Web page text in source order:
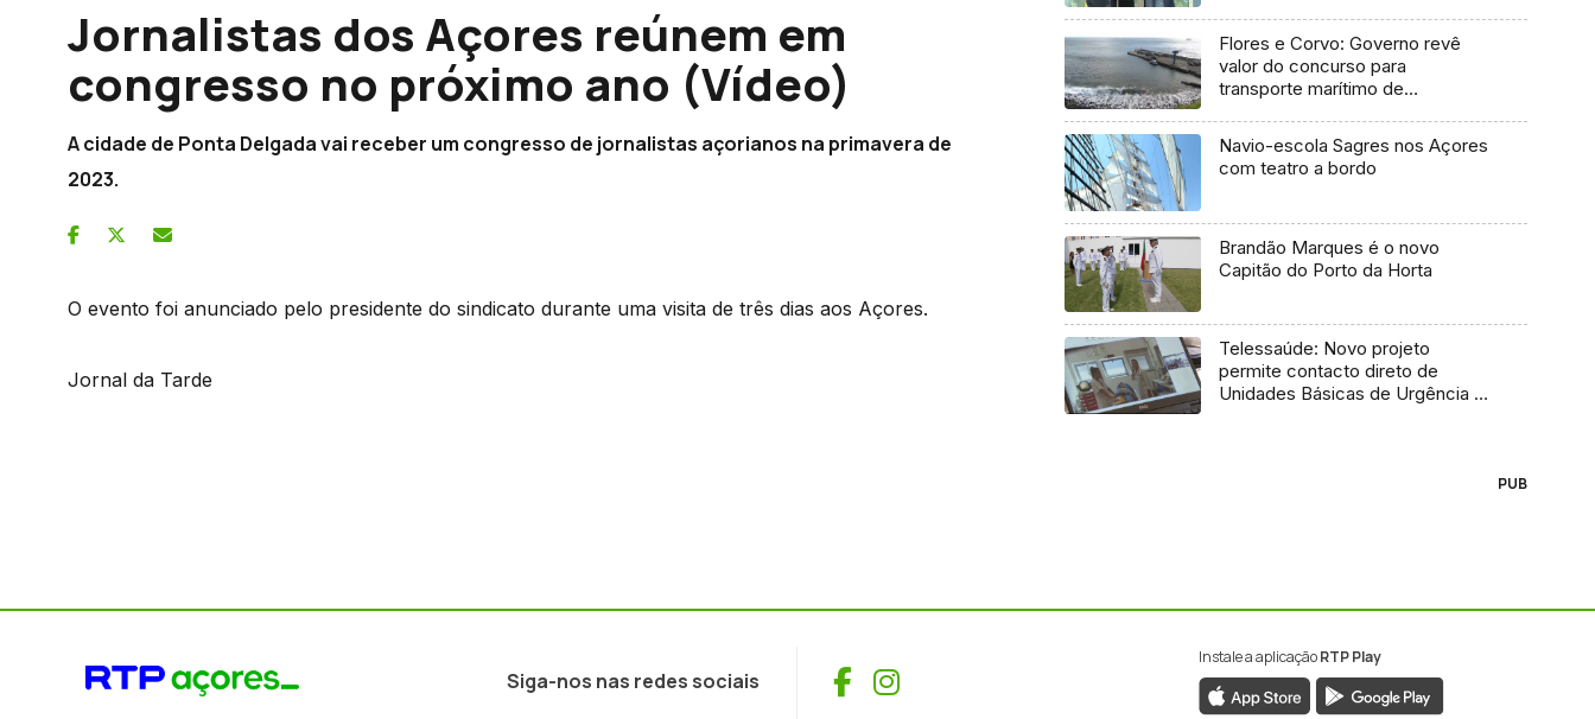
Jornalistas dos Açores reúnem em
congresso no próximo ano (Vídeo)
A cidade de Ponta Delgada vai receber um congresso de jornalistas açorianos na primavera de
2023.
O evento foi anunciado pelo presidente do sindicato durante uma visita de três dias aos Açores.
Jornal da Tarde
Flores e Corvo: Governo revê
valor do concurso para
transporte marítimo de
Navio-escola Sagres nos Açores
com teatro a bordo
Brandão Marques é o novo
Capitão do Porto da Horta
Telessaúde: Novo projeto
permite contacto direto de
Unidades Básicas de Urgência e
PUB
Siga-nos nas redes sociais Facebook
Instagram
Instale a aplicaçãoRTP Play